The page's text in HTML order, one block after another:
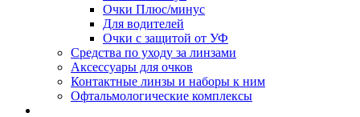
Очки Плюс/минус
Для водителей
Очки с защитой от УФ
Средства по уходу за линзами
Аксессуары для очков
Контактные линзы и наборы к ним
Офтальмологические комплексы